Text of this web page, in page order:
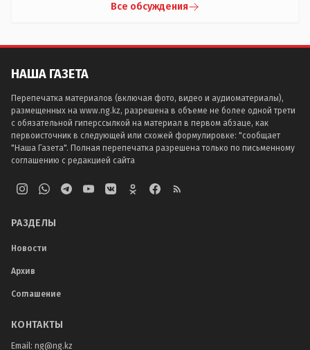
Все обсуждения
НАША ГАЗЕТА
Перепечатка материалов (включая фото, видео и аудиоматериалы),
размещенных на www.ng.kz, разрешена в объеме не более одной трети
с обязательной гиперссылкой на материал в первом абзаце, как
первоисточник в следующей или схожей формулировке: "сообщает
"Наша Газета". Полная перепечатка разрешена только по письменному
соглашению с редакцией сайта
РАЗДЕЛЫ
Новости
Архив
Соглашение
КОНТАКТЫ
Email: ng@ng.kz